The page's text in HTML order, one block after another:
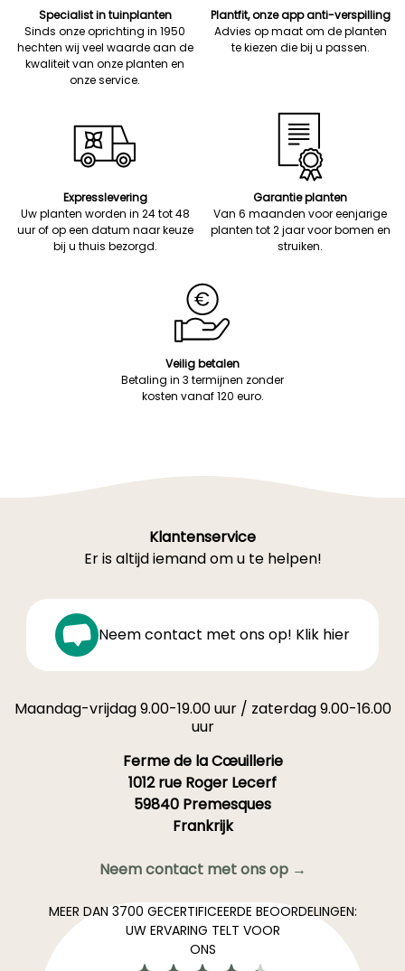
Specialist in tuinplanten
Sinds onze oprichting in 1950
hechten wij veel waarde aan de
kwaliteit van onze planten en
onze service.
Plantfit, onze app anti-verspilling
Advies op maat om de planten
te kiezen die bij u passen.
Expresslevering
Uw planten worden in 24 tot 48
uur of op een datum naar keuze
bij u thuis bezorgd.
Garantie planten
Van 6 maanden voor eenjarige
planten tot 2 jaar voor bomen en
struiken.
Veilig betalen
Betaling in 3 termijnen zonder
kosten vanaf 120 euro.
Klantenservice
Er is altijd iemand om u te helpen!
Neem contact met ons op! Klik hier
Maandag-vrijdag 9.00-19.00 uur / zaterdag 9.00-16.00
uur
Ferme de la Cœuillerie
1012 rue Roger Lecerf
59840 Premesques
Frankrijk
Neem contact met ons op →
MEER DAN 3700 GECERTIFICEERDE BEOORDELINGEN:
UW ERVARING TELT VOOR
ONS